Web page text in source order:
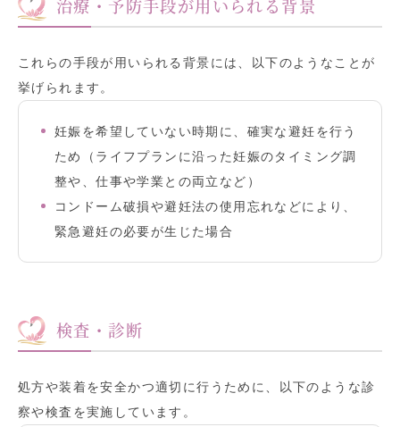
治療・予防手段が用いられる背景
これらの手段が用いられる背景には、以下のようなことが
挙げられます。
妊娠を希望していない時期に、確実な避妊を行う
ため（ライフプランに沿った妊娠のタイミング調
整や、仕事や学業との両立など）
コンドーム破損や避妊法の使用忘れなどにより、
緊急避妊の必要が生じた場合
検査・診断
処方や装着を安全かつ適切に行うために、以下のような診
察や検査を実施しています。